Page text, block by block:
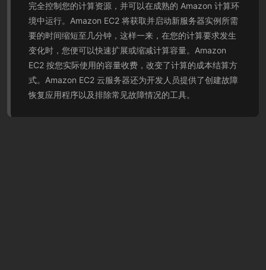
完全控制您的计算资源，并可以在成熟的 Amazon 计算环
境中运行。Amazon EC2 将获取并启动新服务器实例所需
要的时间缩短至几分钟，这样一来，在您的计算要求发生
变化时，您便可以快速扩展或缩减计算容量。Amazon
EC2 按您实际使用的容量收费，改变了计算的成本结算方
式。Amazon EC2 云服务器还为开发人员提供了创建故障
恢复应用程序以及排除常见故障情况的工具。